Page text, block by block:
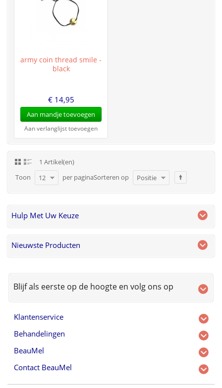
army coin thread smile -
black
€ 14,95
Aan mandje toevoegen
Aan verlanglijst toevoegen
1 Artikel(en)
Toon
12 per paginaSorteren op Positie
Hulp Met Uw Keuze
Nieuwste Producten
Blijf als eerste op de hoogte en volg ons op
Klantenservice
Behandelingen
BeauMel
Contact BeauMel